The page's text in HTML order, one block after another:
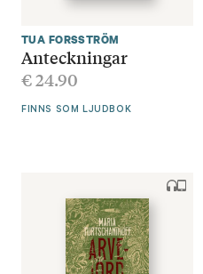
TUA FORSSTRÖM
Anteckningar
€24.90
FINNS SOM LJUDBOK